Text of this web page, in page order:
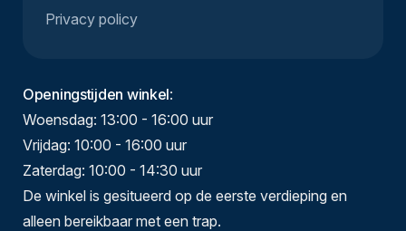
Privacy policy
Openingstijden winkel:
Woensdag: 13:00 - 16:00 uur
Vrijdag: 10:00 - 16:00 uur
Zaterdag: 10:00 - 14:30 uur
De winkel is gesitueerd op de eerste verdieping en
alleen bereikbaar met een trap.